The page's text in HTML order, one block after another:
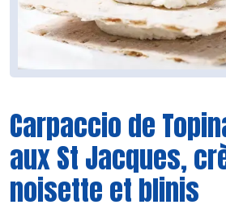
Carpaccio de
aux St Jacques,
noisette et blinis